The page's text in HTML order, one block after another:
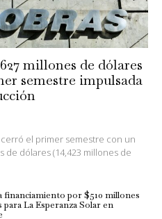
millones de dólares
semestre impulsada
el primer semestre con un
dólares (14,423 millones de
financiamiento por $510 millones
para La Esperanza Solar en